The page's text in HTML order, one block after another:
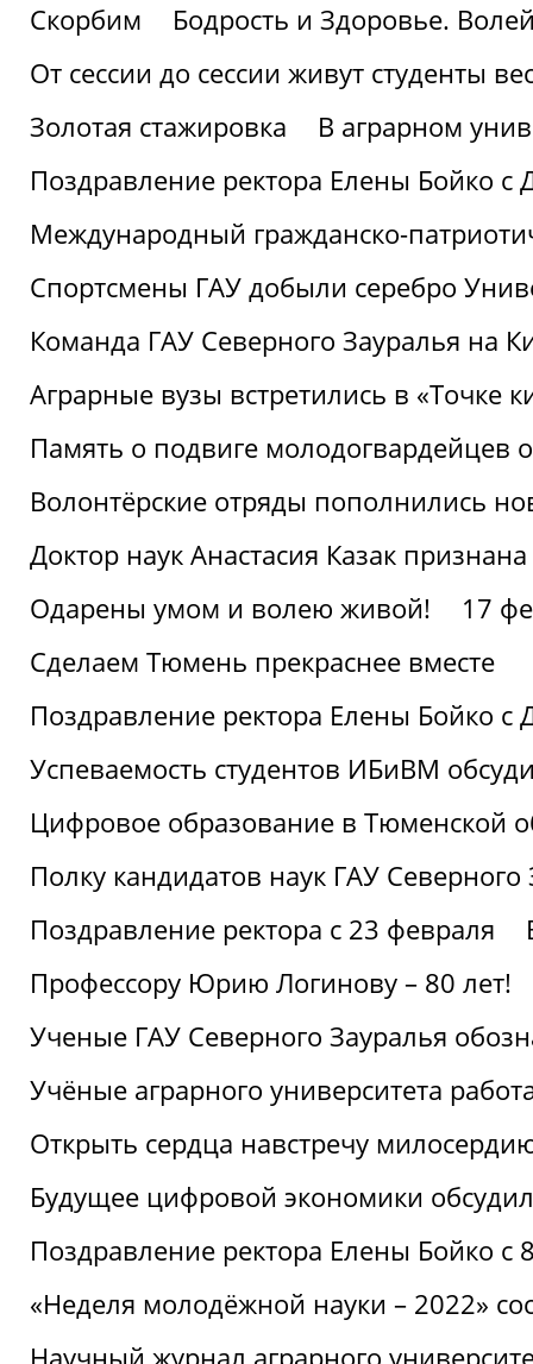
Скорбим
Бодрость и Здоровье.
От сессии до сессии живут студенты
Золотая стажировка
В аграрном
Поздравление ректора Елены Бойко с
Международный гражданско-
Спортсмены ГАУ добыли серебро
Команда ГАУ Северного Зауралья на
Аграрные вузы встретились в «Точке
Память о подвиге молодогвардейцев
Волонтёрские отряды пополнились
Доктор наук Анастасия Казак
Одарены умом и волею живой!
17
Сделаем Тюмень прекраснее вместе
Поздравление ректора Елены Бойко с
Успеваемость студентов ИБиВМ
Цифровое образование в Тюменской
Полку кандидатов наук ГАУ
Поздравление ректора с 23 февраля
Профессору Юрию Логинову – 80 лет!
Ученые ГАУ Северного Зауралья
Учёные аграрного университета
Открыть сердца навстречу
Будущее цифровой экономики
Поздравление ректора Елены Бойко с
«Неделя молодёжной науки – 2022»
Научный журнал аграрного